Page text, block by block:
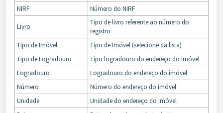
NIRF
Número do NIRF
Livro
Tipo de livro referente ao número do
registro
Tipo de Imóvel
Tipo de Imóvel (selecione da lista)
Tipo de Logradouro
Tipo logradouro do endereço do imóvel
Logradouro
Logradouro do endereço do imóvel
Número
Número do endereço do imóvel
Unidade
Unidade do endereço do imóvel